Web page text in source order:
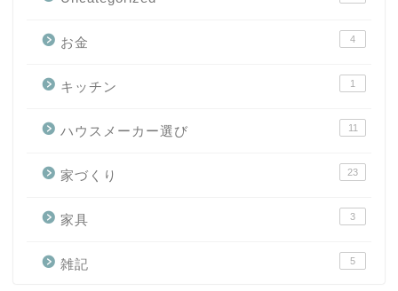
お金 4
キッチン 1
ハウスメーカー選び 11
家づくり 23
家具 3
雑記 5